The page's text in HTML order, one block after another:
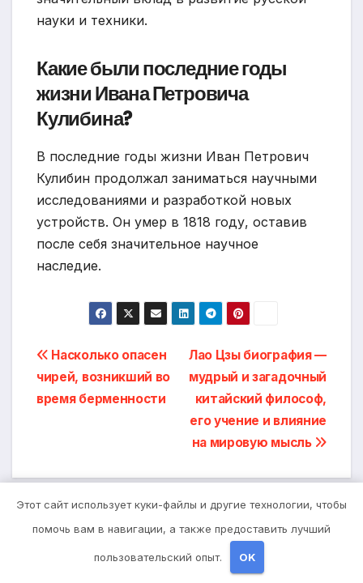
науки и техники.
Какие были последние годы
жизни Ивана Петровича
Кулибина?
В последние годы жизни Иван Петрович
Кулибин продолжал заниматься научными
исследованиями и разработкой новых
устройств. Он умер в 1818 году, оставив
после себя значительное научное
наследие.
Навигация
по
Лао Цзы биография —
мудрый и загадочный
китайский философ,
его учение и влияние
на мировую мысль
Насколько опасен
чирей, возникший во
время берменности
studiohallo_
Этот сайт использует куки-файлы и другие технологии, чтобы
помочь вам в навигации, а также предоставить лучший
пользовательский опыт. OK